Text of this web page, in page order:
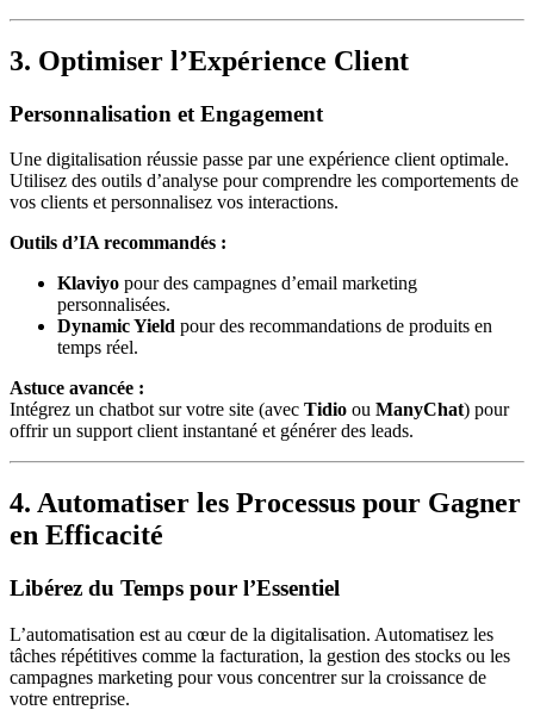
3. Optimiser l’Expérience Client
Personnalisation et Engagement
Une digitalisation réussie passe par une expérience client optimale.
Utilisez des outils d’analyse pour comprendre les comportements de
vos clients et personnalisez vos interactions.
Outils d’IA recommandés :
Klaviyo pour des campagnes d’email marketing
personnalisées.
Dynamic Yield pour des recommandations de produits en
temps réel.
Astuce avancée :
Intégrez un chatbot sur votre site (avec Tidio ou ManyChat) pour
offrir un support client instantané et générer des leads.
4. Automatiser les Processus pour Gagner
en Efficacité
Libérez du Temps pour l’Essentiel
L’automatisation est au cœur de la digitalisation. Automatisez les
tâches répétitives comme la facturation, la gestion des stocks ou les
campagnes marketing pour vous concentrer sur la croissance de
votre entreprise.